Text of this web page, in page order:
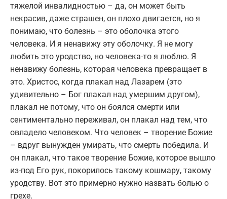
тяжелой инвалидностью – да, он может быть
некрасив, даже страшен, он плохо двигается, но я
понимаю, что болезнь – это оболочка этого
человека. И я ненавижу эту оболочку. Я не могу
любить это уродство, но человека-то я люблю. Я
ненавижу болезнь, которая человека превращает в
это. Христос, когда плакал над Лазарем (это
удивительно – Бог плакал над умершим другом),
плакал не потому, что он боялся смерти или
сентиментально переживал, он плакал над тем, что
овладело человеком. Что человек – творение Божие
– вдруг вынужден умирать, что смерть победила. И
он плакал, что такое творение Божие, которое вышло
из-под Его рук, покорилось такому кошмару, такому
уродству. Вот это примерно нужно назвать болью о
грехе.